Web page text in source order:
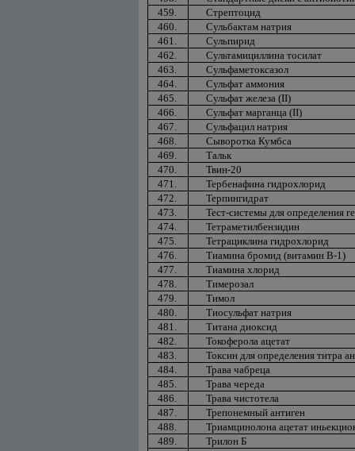
459.
Стрептоцид
460.
Сульбактам натрия
461.
Сульпирид
462.
Сультамициллина тосилат
463.
Сульфаметоксазол
464.
Сульфат аммония
465.
Сульфат железа (II)
466.
Сульфат марганца (II)
467.
Сульфацил натрия
468.
Сыворотка Кумбса
469.
Тальк
470.
Твин-20
471.
Тербенафина гидрохлорид
472.
Терпингидрат
473.
Тест-системы для определения
474.
Тетраметилбензидин
475.
Тетрациклина гидрохлорид
476.
Тиамина бромид (витамин В-1)
477.
Тиамина хлорид
478.
Тимерозал
479.
Тимол
480.
Тиосульфат натрия
481.
Титана диоксид
482.
Токоферола ацетат
483.
Токсин для определения титра
484.
Трава чабреца
485.
Трава череда
486.
Трава чистотела
487.
Трепонемный антиген
488.
Триамцинолона ацетат
489.
Трилон Б